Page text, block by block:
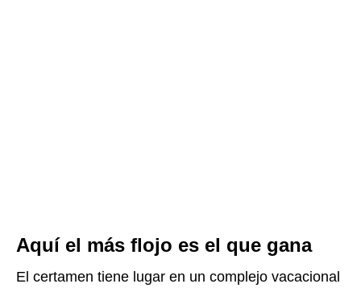
Aquí el más flojo es el que gana
El certamen tiene lugar en un complejo vacacional